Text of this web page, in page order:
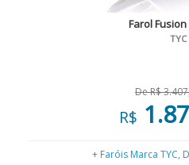
Farol Fusion
TYC
De R$
R$
+ Faróis Marca TYC,